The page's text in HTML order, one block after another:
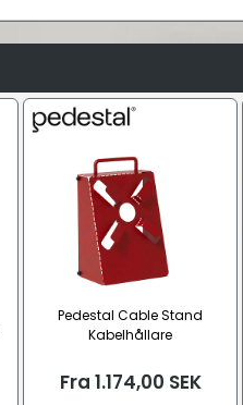
Pedestal Cable Stand
Kabelhållare
Fra 1.174,00 SEK